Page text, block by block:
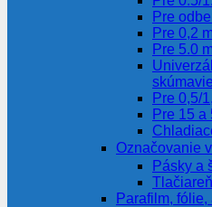
Pre
Pre 0,2
Pre 5.0
Pre 0,5/
Pre 15 a
Označovanie
Pásky a
Parafilm, fólie,